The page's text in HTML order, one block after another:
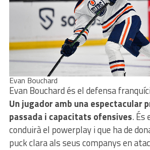
Evan Bouchard
Evan Bouchard és el defensa
Un jugador amb una espectacular
passada i capacitats ofensives. És
conduirà el powerplay i que ha de
puck clara als seus companys en